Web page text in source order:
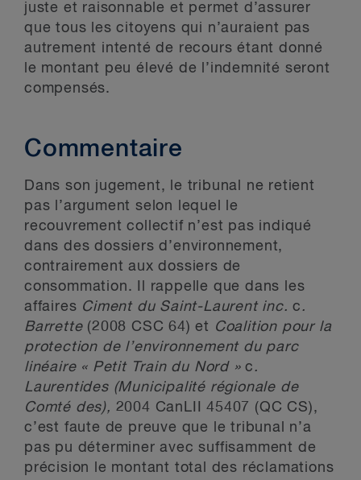
juste et raisonnable et permet d’assurer
que tous les citoyens qui n’auraient pas
autrement intenté de recours étant donné
le montant peu élevé de l’indemnité seront
compensés.
Commentaire
Dans son jugement, le tribunal ne retient
pas l’argument selon lequel le
recouvrement collectif n’est pas indiqué
dans des dossiers d’environnement,
contrairement aux dossiers de
consommation. Il rappelle que dans les
affaires Ciment du Saint-Laurent inc.c.
Barrette(2008 CSC 64) et Coalition pour la
protection de l’environnement du parc
linéaire « Petit Train du Nord »c.
Laurentides (Municipalité régionale de
Comté des), 2004 CanLII 45407 (QC CS),
c’est faute de preuve que le tribunal n’a
pas pu déterminer avec suffisamment de
précision le montant total des réclamations